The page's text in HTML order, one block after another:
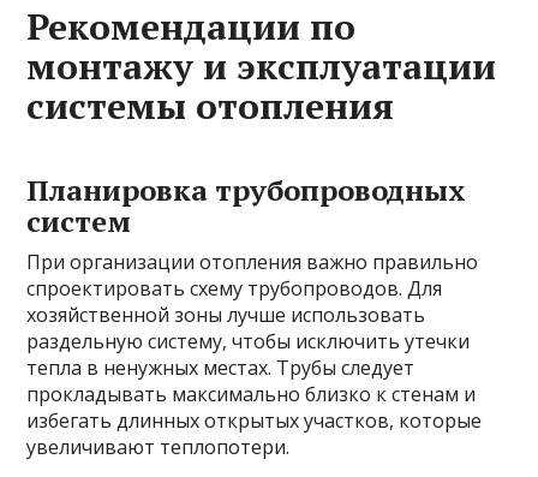
Рекомендации по
монтажу и эксплуатации
системы отопления
Планировка трубопроводных
систем
При организации отопления важно правильно
спроектировать схему трубопроводов. Для
хозяйственной зоны лучше использовать
раздельную систему, чтобы исключить утечки
тепла в ненужных местах. Трубы следует
прокладывать максимально близко к стенам и
избегать длинных открытых участков, которые
увеличивают теплопотери.